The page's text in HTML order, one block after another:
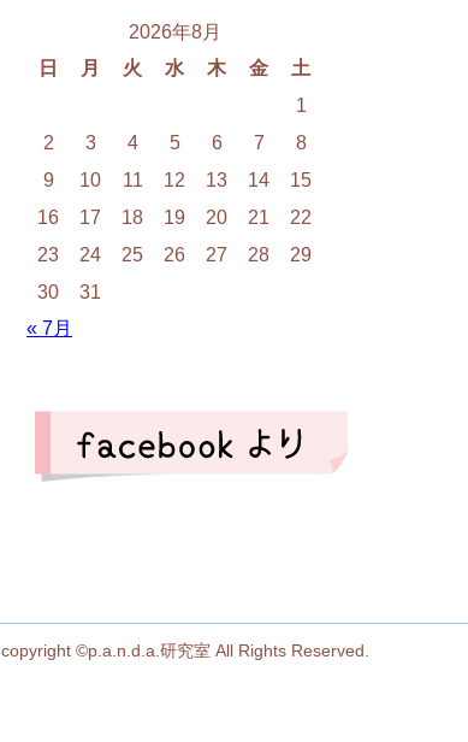
2026年8月
日
月 火 水 木 金
土
1
2
3 4 5 6 7
8
9
10 11 12 13 14
15
16
17 18 19 20 21
22
23
24 25 26 27 28
29
30
31
« 7月
copyright ©p.a.n.d.a.研究室 All Rights Reserved.